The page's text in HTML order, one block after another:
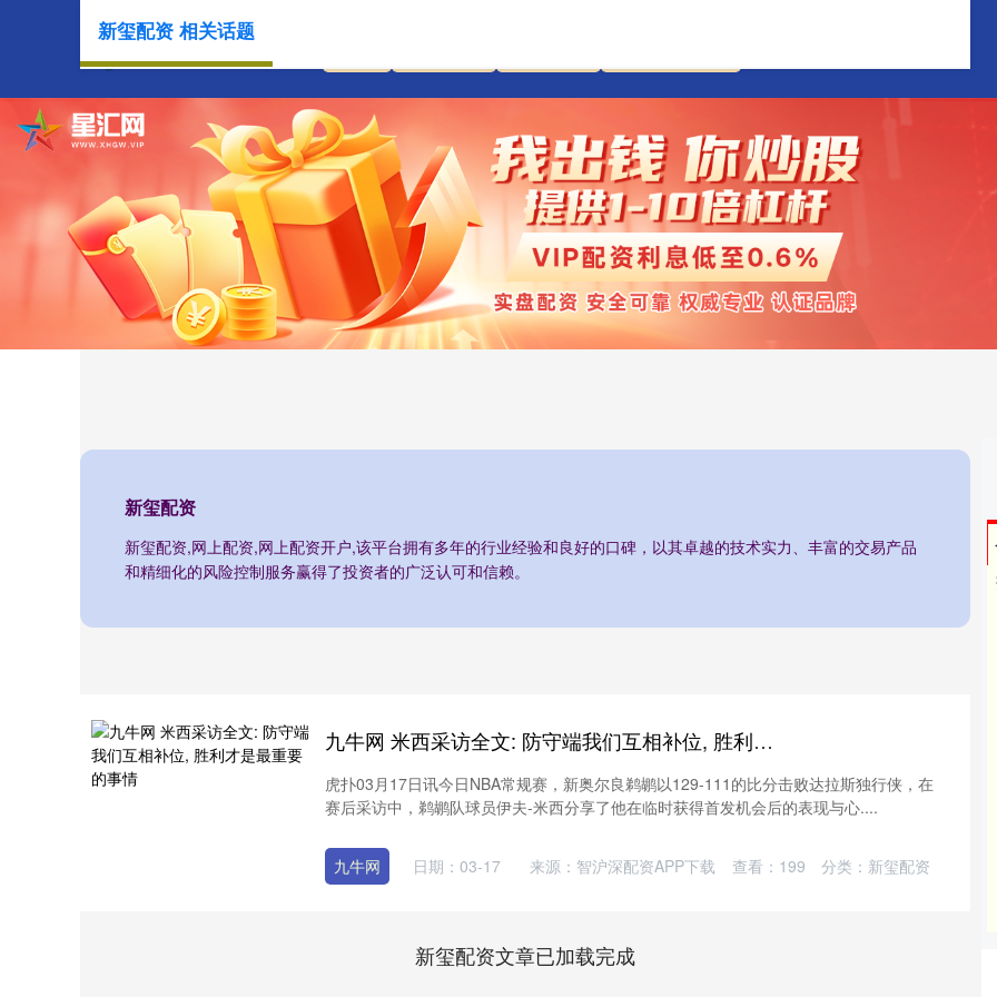
新玺配资
新玺配资,网上配资,网上配资开户,该平台拥有多年的行业经验和良好的口碑，以其卓越的技术实力、丰富的交易产品
和精细化的风险控制服务赢得了投资者的广泛认可和信赖。
新玺配资 相关话题
九牛网 米西采访全文: 防守端我们互相补位, 胜利才是最重要的事情
虎扑03月17日讯今日NBA常规赛，新奥尔良鹈鹕以129-111的比分击败达拉斯独行侠，在
赛后采访中，鹈鹕队球员伊夫-米西分享了他在临时获得首发机会后的表现与心....
九牛网 日期：03-17 来源：智沪深配资APP下载 查看： 199 分类： 新玺配资
新玺配资文章已加载完成